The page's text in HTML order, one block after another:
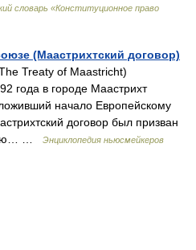
словарь «Конституционное право
(Маастрихтский договор)
Treaty of Maastricht)
года в городе Маастрихт
начало Европейскому
договор был призван
…
Энциклопедия ньюсмейкеров